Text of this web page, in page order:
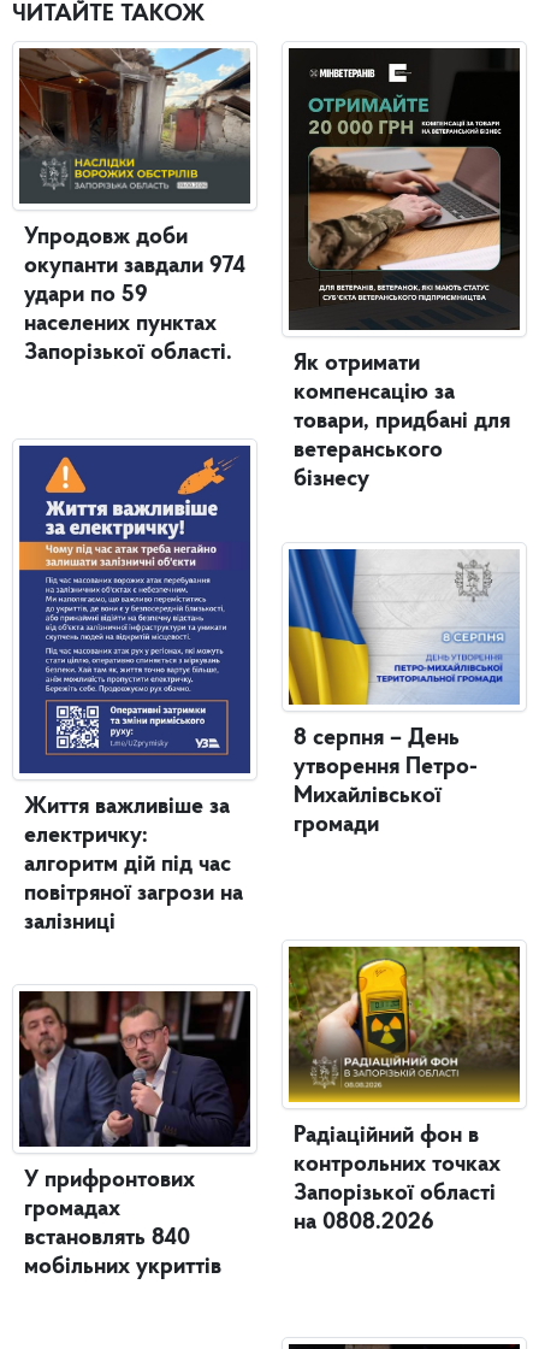
ЧИТАЙТЕ ТАКОЖ
Упродовж доби
окупанти завдали 974
удари по 59
населених пунктах
Запорізької області.
Життя важливіше за
електричку:
алгоритм дій під час
повітряної загрози на
залізниці
У прифронтових
громадах
встановлять 840
мобільних укриттів
Як отримати
компенсацію за
товари, придбані для
ветеранського
бізнесу
8 серпня – День
утворення Петро-
Михайлівської
громади
Радіаційний фон в
контрольних точках
Запорізької області
на 0808.2026